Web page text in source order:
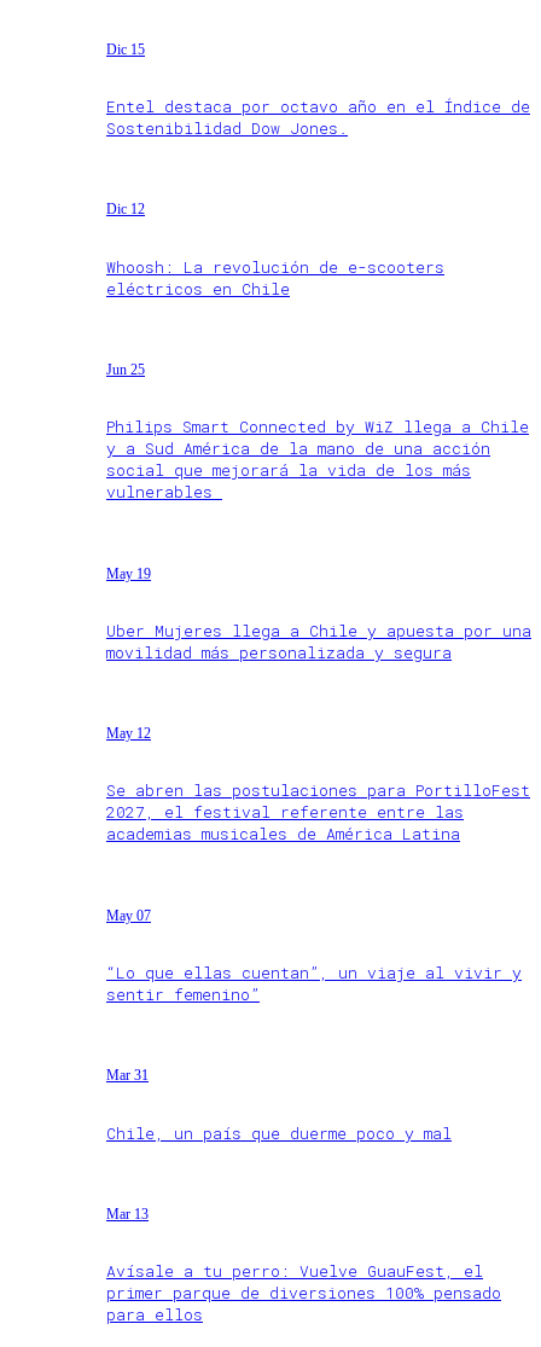
Dic 15
Entel destaca por octavo año en el Índice de
Sostenibilidad Dow Jones.
Dic 12
Whoosh: La revolución de e-scooters
eléctricos en Chile
Jun 25
Philips Smart Connected by WiZ llega a Chile
y a Sud América de la mano de una acción
social que mejorará la vida de los más
vulnerables
May 19
Uber Mujeres llega a Chile y apuesta por una
movilidad más personalizada y segura
May 12
Se abren las postulaciones para PortilloFest
2027, el festival referente entre las
academias musicales de América Latina
May 07
“Lo que ellas cuentan”, un viaje al vivir y
sentir femenino”
Mar 31
Chile, un país que duerme poco y mal
Mar 13
Avísale a tu perro: Vuelve GuauFest, el
primer parque de diversiones 100% pensado
para ellos